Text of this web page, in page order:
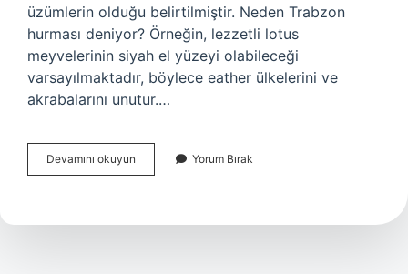
üzümlerin olduğu belirtilmiştir. Neden Trabzon
hurması deniyor? Örneğin, lezzetli lotus
meyvelerinin siyah el yüzeyi olabileceği
varsayılmaktadır, böylece eather ülkelerini ve
akrabalarını unutur.…
Devamını okuyun Hurmaya
Neden
Denir
Yorum Bırak